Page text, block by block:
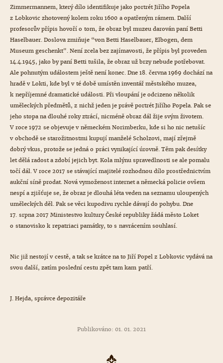
Zimmermannem, který dílo identifikuje jako portrét Jiřího Popela
z Lobkovic zhotovený kolem roku 1600 a opatřeným rámem. Další
profesorův přípis hovoří o tom, že obraz byl muzeu darován paní Betti
Haselbauer. Doslova zmiňuje “von Betti Haselbauer, Elbogen, dem
Museum geschenkt". Není zcela bez zajímavosti, že přípis byl proveden
14.4.1945, jako by paní Betti tušila, že obraz už brzy nebude potřebovat.
Ale pohnutým událostem ještě není konec. Dne 18. června 1969 dochází na
hradě v Lokti, kde byl v té době umístěn inventář městského muzea,
k nepříjemné dramatické události. Při vloupání je odcizeno několik
uměleckých předmětů, z nichž jeden je právě portrét Jiřího Popela. Pak se
jeho stopa na dlouhé roky ztrácí, nicméně obraz dál žije svým životem.
V roce 1972 se objevuje v německém Norimberku, kde si ho nic netušíc
v obchodě se starožitnostmi kupují manželé Scholzovi, mají zřejmě
dobrý vkus, protože se jedná o práci vynikající úrovně. Těm pak desítky
let dělá radost a zdobí jejich byt. Kola mlýnu spravedlnosti se ale pomalu
točí dál. V roce 2017 se stávající majitelé rozhodnou dílo prostřednictvím
aukční síně prodat. Nová vymoženost internet a německá policie ovšem
nespí a zjišťuje se, že obraz je dlouhá léta veden na seznamu uloupených
uměleckých děl. Pak se věci kupodivu rychle dávají do pohybu. Dne
17. srpna 2017 Ministestvo kultury České republiky žádá město Loket
o stanovisko k repatriaci památky, to s navrácením souhlasí.
Nic již nestojí v cestě, a tak se krátce na to Jiří Popel z Lobkovic vydává na
svou další, zatím poslední cestu zpět tam kam patří.
J. Hejda, správce depozitáře
Publikováno: 01. 01. 2021